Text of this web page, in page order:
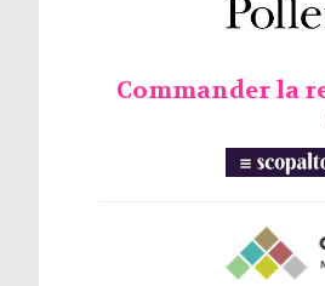
Commander la